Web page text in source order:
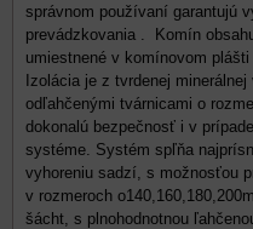
správnom používaní garantujú
prevádzkovania . Komín
umiestnené v komínovom
Izolácia je z tvrdenej
odľahčenými tvárnicami o
dokonalú bezpečnosť i v
systéme. Systém spľňa
vyhoreniu sadzí, s možnosťou
v rozmeroch
šácht, s plnohodnotnou